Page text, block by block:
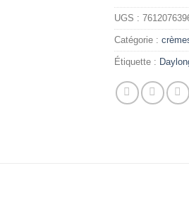
UGS :
Catégorie :
Étiquette :